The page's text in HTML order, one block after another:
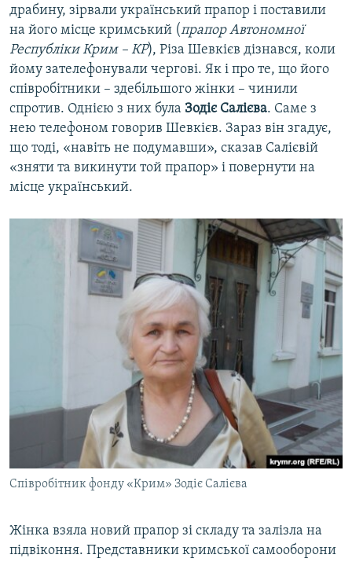
драбину, зірвали український прапор і поставили
на його місце кримський (прапор Автономної
Республіки Крим – КР), Різа Шевкієв дізнався, коли
йому зателефонували чергові. Як і про те, що його
співробітники – здебільшого жінки – чинили
спротив. Однією з них була Зодіє Салієва. Саме з
нею телефоном говорив Шевкієв. Зараз він згадує,
що тоді, «навіть не подумавши», сказав Салієвій
«зняти та викинути той прапор» і повернути на
місце український.
Співробітник фонду «Крим» Зодіє Салієва
Жінка взяла новий прапор зі складу та залізла на
підвіконня. Представники кримської самооборони